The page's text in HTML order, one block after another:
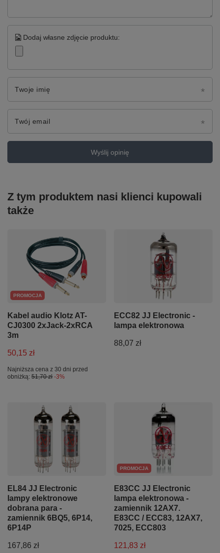
Dodaj własne zdjęcie produktu:
Twoje imię
Twój email
Wyślij opinię
Z tym produktem nasi klienci kupowali
także
PROMOCJA
Kabel audio Klotz AT-
CJ0300 2xJack-2xRCA
3m
50,15 zł
Najniższa cena z 30 dni przed
obniżką: 51,70 zł -3%
ECC82 JJ Electronic -
lampa elektronowa
88,07 zł
EL84 JJ Electronic
lampy elektronowe
dobrana para -
zamiennik 6BQ5, 6P14,
6P14P
167,86 zł
PROMOCJA
E83CC JJ Electronic
lampa elektronowa -
zamiennik 12AX7.
E83CC / ECC83, 12AX7,
7025, ECC803
121,83 zł